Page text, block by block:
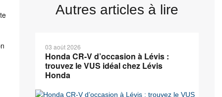
Autres articles à lire
03 août 2026
Honda CR-V d’occasion à Lévis :
trouvez le VUS idéal chez Lévis
Honda